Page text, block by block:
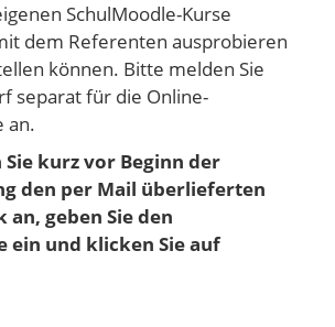
SchulMoodle-Kurse
dem Referenten ausprobieren
können. Bitte melden Sie
separat für die Online-
an.
kurz vor Beginn der
den per Mail überlieferten
an, geben Sie den
ein und klicken Sie auf